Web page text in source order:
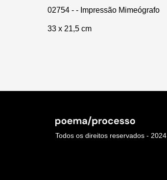
02754 - - Impressão Mimeógrafo
33 x 21,5 cm
Todos os direitos reservados - 2024